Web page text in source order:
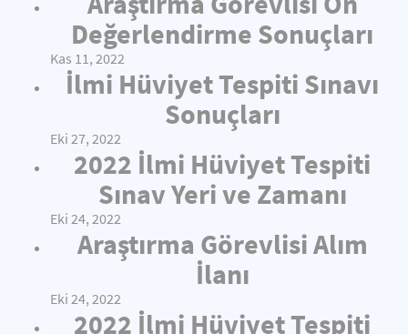
Değerlendirme Sonuçları
Kas 11, 2022
İlmi Hüviyet Tespiti Sınavı
Sonuçları
Eki 27, 2022
2022 İlmi Hüviyet Tespiti
Sınav Yeri ve Zamanı
Eki 24, 2022
Araştırma Görevlisi Alım
İlanı
Eki 24, 2022
2022 İlmi Hüviyet Tespiti